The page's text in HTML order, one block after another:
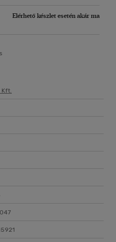
Elérhető készlet esetén akár ma
Kft.